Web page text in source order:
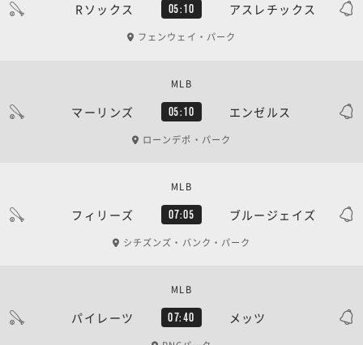
Rソックス 05:10 アスレチックス
フェンウェイ・パーク
マーリンズ 05:10 エンゼルス
MLB
ローンデポ・パーク
フィリーズ 07:05 ブルージェイズ
MLB
シチズンズ・バンク・パーク
パイレーツ 07:40 メッツ
MLB